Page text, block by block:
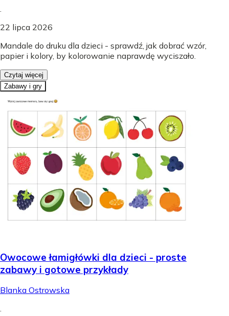
22 lipca 2026
Mandale do druku dla dzieci - sprawdź, jak dobrać wzór,
papier i kolory, by kolorowanie naprawdę wyciszało.
Czytaj więcej
Zabawy i gry
Owocowe łamigłówki dla dzieci - proste
zabawy i gotowe przykłady
Blanka Ostrowska
.